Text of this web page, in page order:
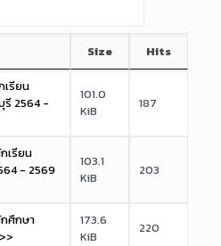
Size Hits
เรียน
2564 -
101.0
KiB
187
เรียน
- 2569
103.1
KiB
203
ศึกษา
173.6
KiB
220